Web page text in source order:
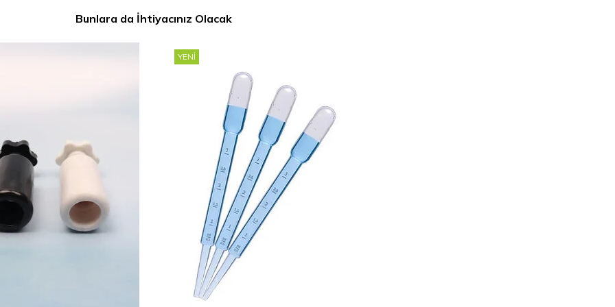
Bunlara da İhtiyacınız Olacak
YENI